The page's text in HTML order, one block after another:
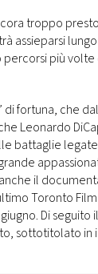
troppo
assieparsi
percorsi più
di fortuna, che
Leonardo
battaglie
il
Toronto
Di seguito
sottotitolato in